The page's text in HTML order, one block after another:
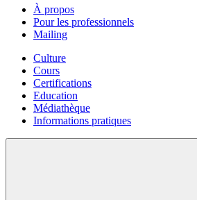
À propos
Pour les professionnels
Mailing
Culture
Cours
Certifications
Education
Médiathèque
Informations pratiques